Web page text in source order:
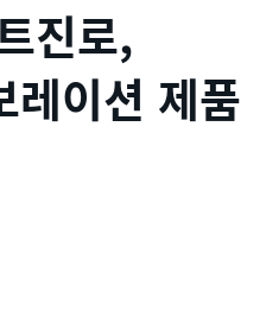
진로,
레이션 제품